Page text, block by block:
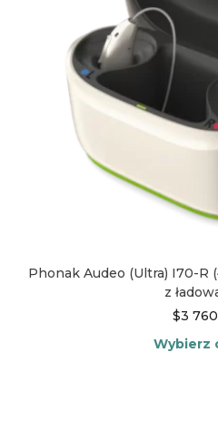
Phonak Audeo (Ultra) I70-R
z
$3
Wybierz